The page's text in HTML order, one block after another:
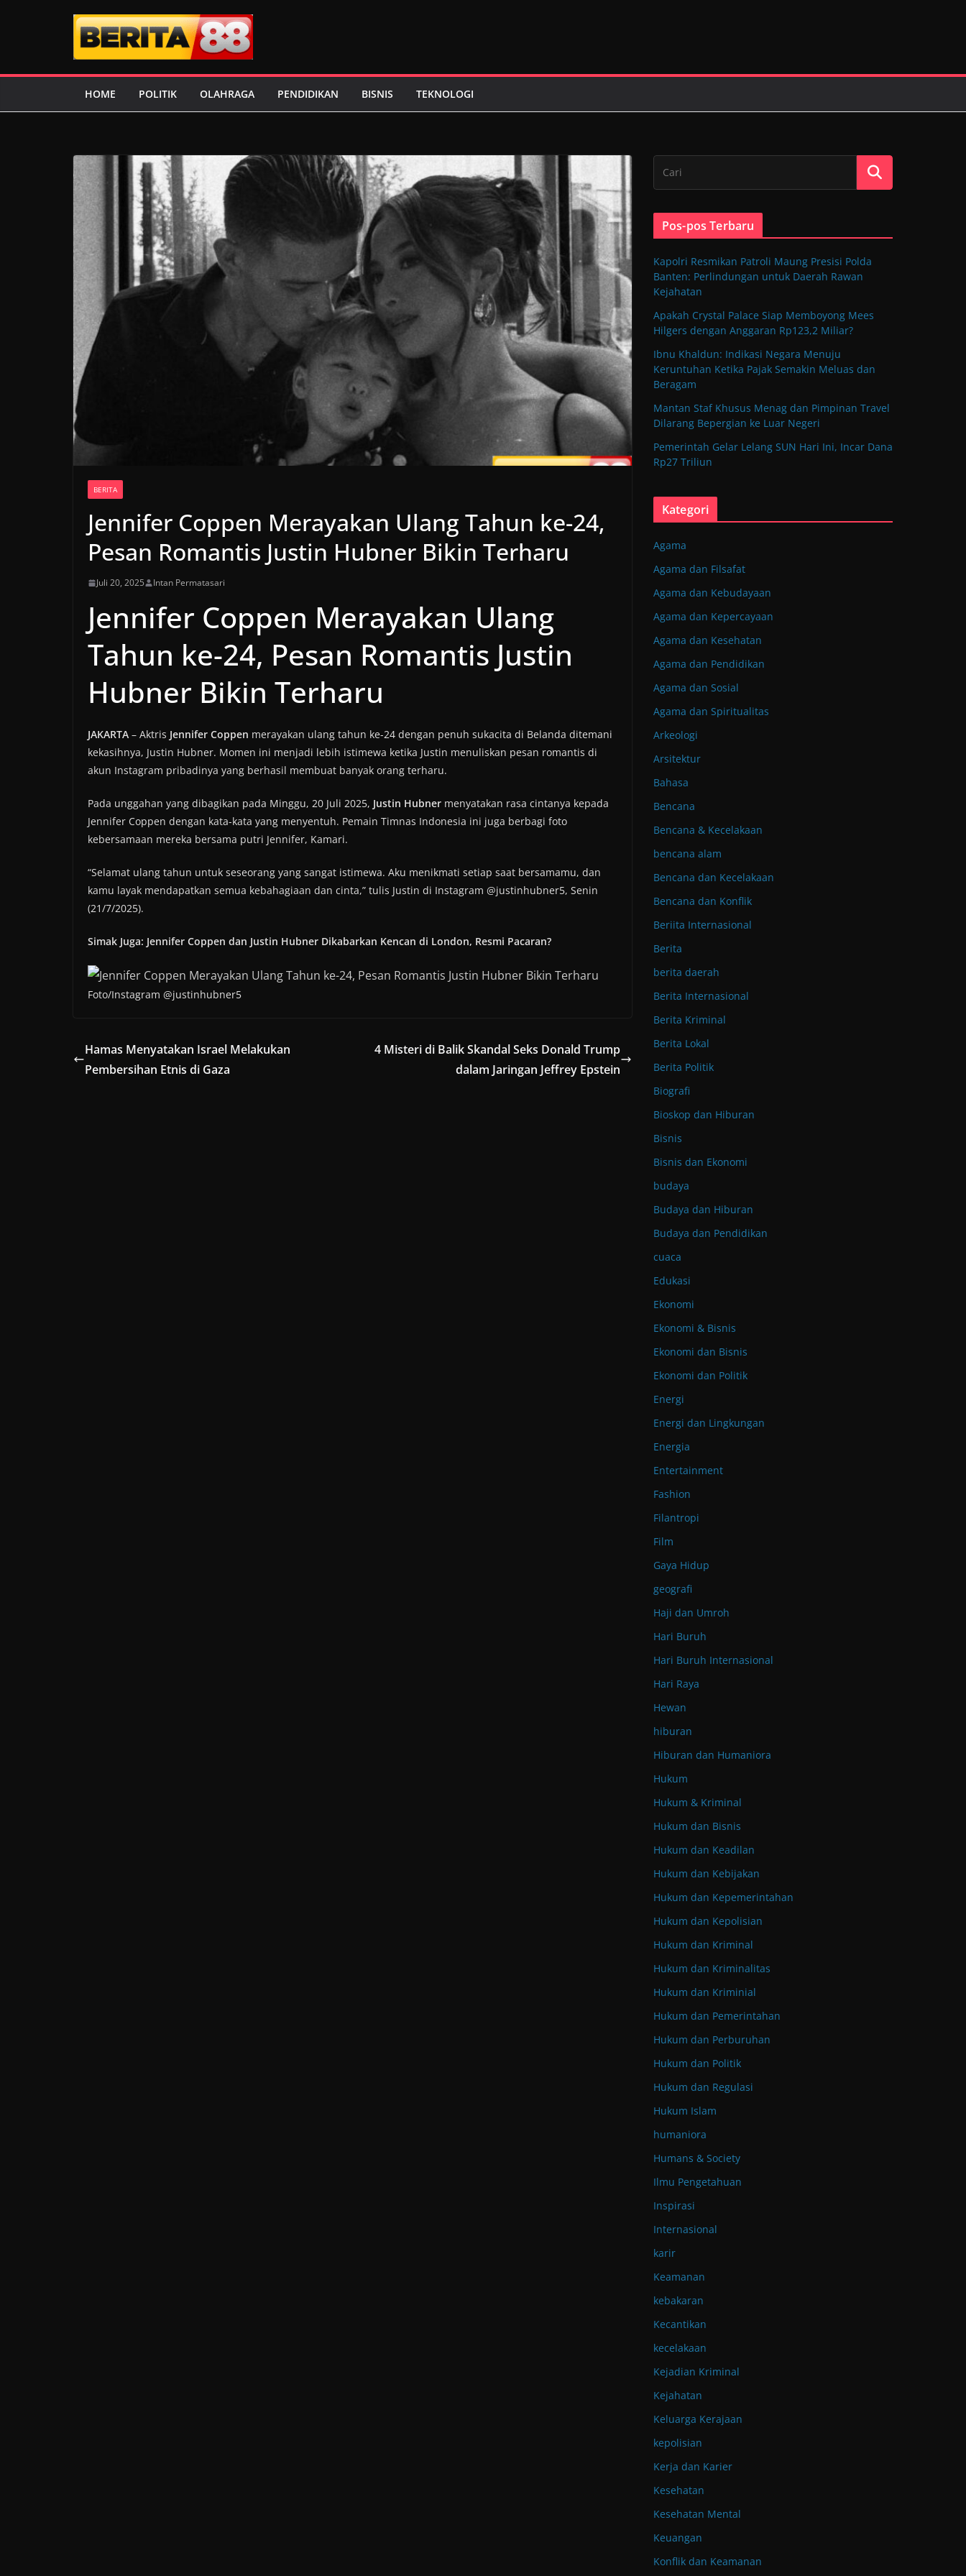
HOME POLITIK OLAHRAGA PENDIDIKAN BISNIS TEKNOLOGI
BERITA
Jennifer Coppen Merayakan Ulang Tahun ke-24,
Pesan Romantis Justin Hubner Bikin Terharu
Juli 20, 2025 Intan Permatasari
Jennifer Coppen Merayakan Ulang
Tahun ke-24, Pesan Romantis Justin
Hubner Bikin Terharu
JAKARTA – Aktris Jennifer Coppen merayakan ulang tahun ke-24 dengan penuh sukacita di Belanda ditemani
kekasihnya, Justin Hubner. Momen ini menjadi lebih istimewa ketika Justin menuliskan pesan romantis di
akun Instagram pribadinya yang berhasil membuat banyak orang terharu.
Pada unggahan yang dibagikan pada Minggu, 20 Juli 2025, Justin Hubner menyatakan rasa cintanya kepada
Jennifer Coppen dengan kata-kata yang menyentuh. Pemain Timnas Indonesia ini juga berbagi foto
kebersamaan mereka bersama putri Jennifer, Kamari.
“Selamat ulang tahun untuk seseorang yang sangat istimewa. Aku menikmati setiap saat bersamamu, dan
kamu layak mendapatkan semua kebahagiaan dan cinta,” tulis Justin di Instagram @justinhubner5, Senin
(21/7/2025).
Simak Juga: Jennifer Coppen dan Justin Hubner Dikabarkan Kencan di London, Resmi Pacaran?
Foto/Instagram @justinhubner5
Hamas Menyatakan Israel Melakukan
Pembersihan Etnis di Gaza
4 Misteri di Balik Skandal Seks Donald Trump
dalam Jaringan Jeffrey Epstein
Pos-pos Terbaru
Kapolri Resmikan Patroli Maung Presisi Polda
Banten: Perlindungan untuk Daerah Rawan
Kejahatan
Apakah Crystal Palace Siap Memboyong Mees
Hilgers dengan Anggaran Rp123,2 Miliar?
Ibnu Khaldun: Indikasi Negara Menuju
Keruntuhan Ketika Pajak Semakin Meluas dan
Beragam
Mantan Staf Khusus Menag dan Pimpinan Travel
Dilarang Bepergian ke Luar Negeri
Pemerintah Gelar Lelang SUN Hari Ini, Incar Dana
Rp27 Triliun
Kategori
Agama
Agama dan Filsafat
Agama dan Kebudayaan
Agama dan Kepercayaan
Agama dan Kesehatan
Agama dan Pendidikan
Agama dan Sosial
Agama dan Spiritualitas
Arkeologi
Arsitektur
Bahasa
Bencana
Bencana & Kecelakaan
bencana alam
Bencana dan Kecelakaan
Bencana dan Konflik
Beriita Internasional
Berita
berita daerah
Berita Internasional
Berita Kriminal
Berita Lokal
Berita Politik
Biografi
Bioskop dan Hiburan
Bisnis
Bisnis dan Ekonomi
budaya
Budaya dan Hiburan
Budaya dan Pendidikan
cuaca
Edukasi
Ekonomi
Ekonomi & Bisnis
Ekonomi dan Bisnis
Ekonomi dan Politik
Energi
Energi dan Lingkungan
Energia
Entertainment
Fashion
Filantropi
Film
Gaya Hidup
geografi
Haji dan Umroh
Hari Buruh
Hari Buruh Internasional
Hari Raya
Hewan
hiburan
Hiburan dan Humaniora
Hukum
Hukum & Kriminal
Hukum dan Bisnis
Hukum dan Keadilan
Hukum dan Kebijakan
Hukum dan Kepemerintahan
Hukum dan Kepolisian
Hukum dan Kriminal
Hukum dan Kriminalitas
Hukum dan Kriminial
Hukum dan Pemerintahan
Hukum dan Perburuhan
Hukum dan Politik
Hukum dan Regulasi
Hukum Islam
humaniora
Humans & Society
Ilmu Pengetahuan
Inspirasi
Internasional
karir
Keamanan
kebakaran
Kecantikan
kecelakaan
Kejadian Kriminal
Kejahatan
Keluarga Kerajaan
kepolisian
Kerja dan Karier
Kesehatan
Kesehatan Mental
Keuangan
Konflik dan Keamanan